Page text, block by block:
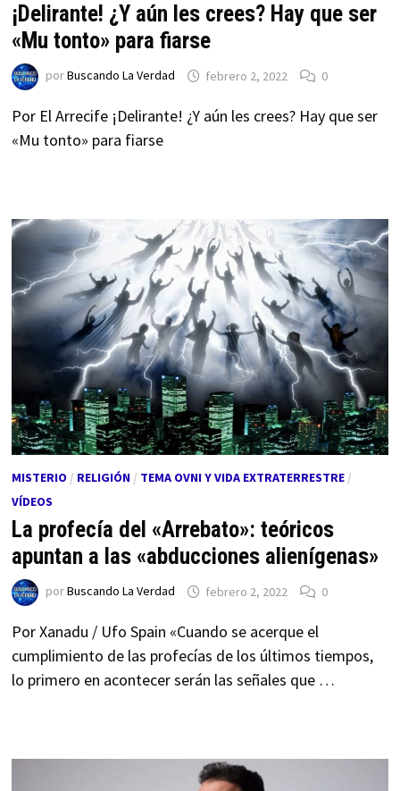
¡Delirante! ¿Y aún les crees? Hay que ser
«Mu tonto» para fiarse
porBuscando La Verdad febrero 2, 2022 0
Por El Arrecife ¡Delirante! ¿Y aún les crees? Hay que ser
«Mu tonto» para fiarse
MISTERIO / RELIGIÓN/ TEMA OVNI Y VIDA EXTRATERRESTRE/
VÍDEOS
La profecía del «Arrebato»: teóricos
apuntan a las «abducciones alienígenas»
porBuscando La Verdad febrero 2, 2022 0
Por Xanadu / Ufo Spain «Cuando se acerque el
cumplimiento de las profecías de los últimos tiempos,
lo primero en acontecer serán las señales que …